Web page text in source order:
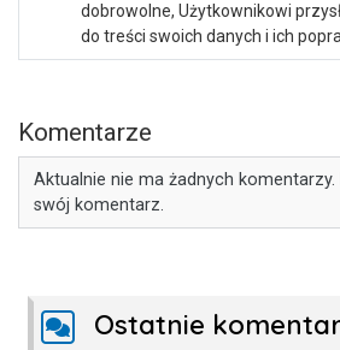
dobrowolne, Użytkownikowi
do treści swoich danych i ich
Komentarze
Aktualnie nie ma żadnych komentarzy.
swój komentarz.
Ostatnie